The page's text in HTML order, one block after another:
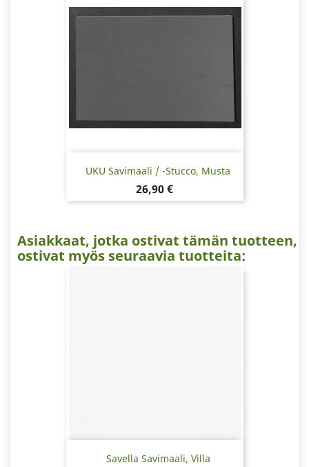
UKU Savimaali / -stucco, Musta
Hinta
26,90 €
Asiakkaat, jotka ostivat tämän tuotteen,
ostivat myös seuraavia tuotteita:
Savella Savimaali, Villa